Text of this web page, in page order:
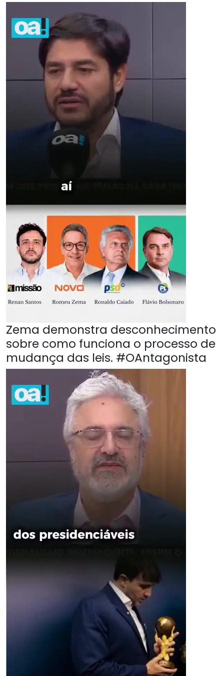
Zema demonstra desconhecimento
sobre como funciona o processo de
mudança das leis. #OAntagonista